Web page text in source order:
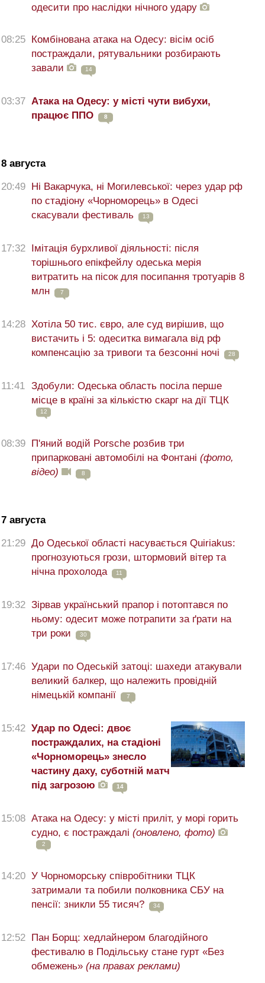
одесити про наслідки нічного удару
08:25 Комбінована атака на Одесу: вісім осіб
постраждали, рятувальники розбирають
завали
14
03:37 Атака на Одесу: у місті чути вибухи,
працює ППО
8
8 августа
20:49 Ні Вакарчука, ні Могилевської: через удар рф
по стадіону «Чорноморець» в Одесі
скасували фестиваль
13
17:32 Імітація бурхливої діяльності: після
торішнього епікфейлу одеська мерія
витратить на пісок для посипання тротуарів 8
млн
7
14:28 Хотіла 50 тис. євро, але суд вирішив, що
вистачить і 5: одеситка вимагала від рф
компенсацію за тривоги та безсонні ночі
28
11:41
Здобули: Одеська область посіла перше
місце в країні за кількістю скарг на дії ТЦК
12
08:39 П'яний водій Porsche розбив три
припарковані автомобілі на Фонтані (фото,
відео)
8
7 августа
21:29 До Одеської області насувається Quiriakus:
прогнозуються грози, штормовий вітер та
нічна прохолода
11
19:32 Зірвав український прапор і потоптався по
ньому: одесит може потрапити за ґрати на
три роки
30
17:46 Удари по Одеській затоці: шахеди атакували
великий балкер, що належить провідній
німецькій компанії
7
15:42 Удар по Одесі: двоє
постраждалих, на стадіоні
«Чорноморець» знесло
частину даху, суботній матч
під загрозою
14
15:08 Атака на Одесу: у місті приліт, у морі горить
судно, є постраждалі (оновлено, фото)
2
14:20 У Чорноморську співробітники ТЦК
затримали та побили полковника СБУ на
пенсії: зникли 55 тисяч?
34
12:52 Пан Борщ: хедлайнером благодійного
фестивалю в Подільську стане гурт «Без
обмежень» (на правах реклами)